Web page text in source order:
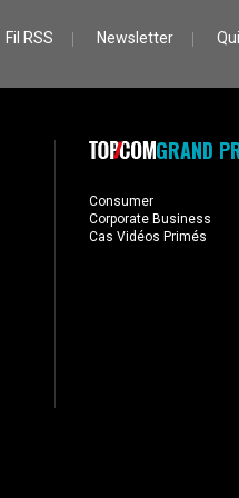
Fil RSS Newsletter
GRAND
Consumer
Corporate Business
Cas Vidéos Primés